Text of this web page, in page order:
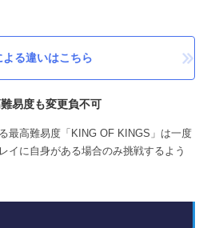
よる違いはこちら
易度も変更負不可
最高難易度「KING OF KINGS」は一度
イに自身がある場合のみ挑戦するよう